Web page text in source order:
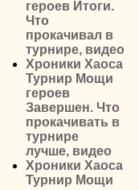
героев Итоги.
Что
прокачивал в
турнире, видео
Хроники Хаоса
Турнир Мощи
героев
Завершен. Что
прокачивать в
турнире
лучше, видео
Хроники Хаоса
Турнир Мощи